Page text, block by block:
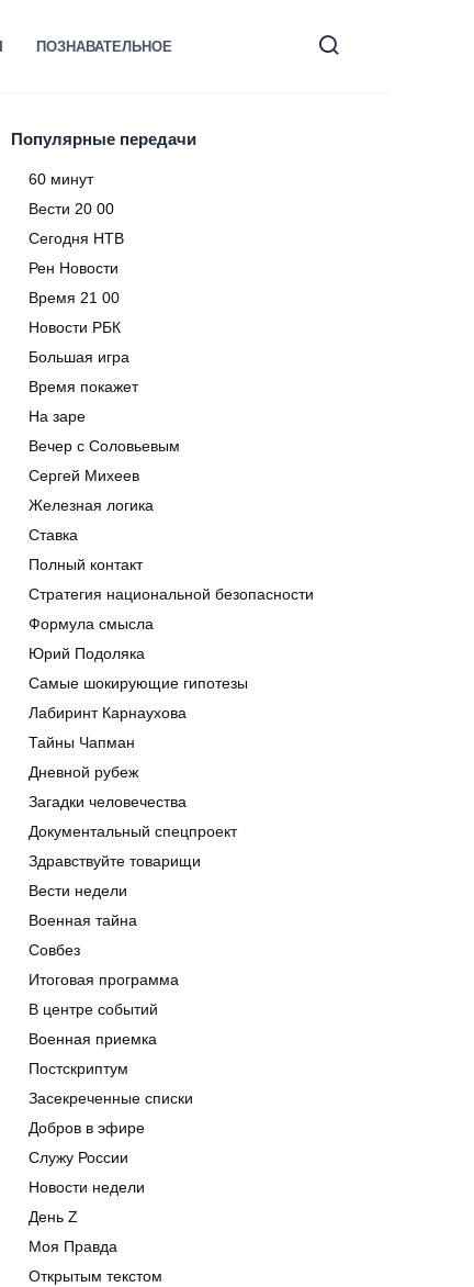
ПОЗНАВАТЕЛЬНОЕ
Популярные передачи
60 минут
Вести 20 00
Сегодня НТВ
Рен Новости
Время 21 00
Новости РБК
Большая игра
Время покажет
На заре
Вечер с Соловьевым
Сергей Михеев
Железная логика
Ставка
Полный контакт
Стратегия национальной безопасности
Формула смысла
Юрий Подоляка
Самые шокирующие гипотезы
Лабиринт Карнаухова
Тайны Чапман
Дневной рубеж
Загадки человечества
Документальный спецпроект
Здравствуйте товарищи
Вести недели
Военная тайна
Совбез
Итоговая программа
В центре событий
Военная приемка
Постскриптум
Засекреченные списки
Добров в эфире
Служу России
Новости недели
День Z
Моя Правда
Открытым текстом